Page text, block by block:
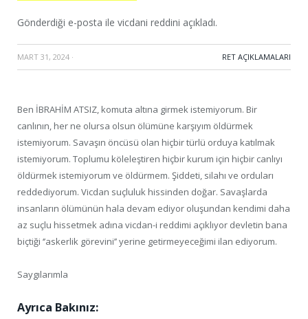
Gönderdiği e-posta ile vicdani reddini açıkladı.
MART 31, 2024 · RET AÇIKLAMALARI
Ben İBRAHİM ATSIZ, komuta altına girmek istemiyorum. Bir
canlının, her ne olursa olsun ölümüne karşıyım öldürmek
istemiyorum. Savaşın öncüsü olan hiçbir türlü orduya katılmak
istemiyorum. Toplumu köleleştiren hiçbir kurum için hiçbir canlıyı
öldürmek istemiyorum ve öldürmem. Şiddeti, silahı ve orduları
reddediyorum. Vicdan suçluluk hissinden doğar. Savaşlarda
insanların ölümünün hala devam ediyor oluşundan kendimi daha
az suçlu hissetmek adına vicdan-i reddimi açıklıyor devletin bana
biçtiği ‘’askerlik görevini’’ yerine getirmeyeceğimi ilan ediyorum.
Saygılarımla
Ayrıca Bakınız: